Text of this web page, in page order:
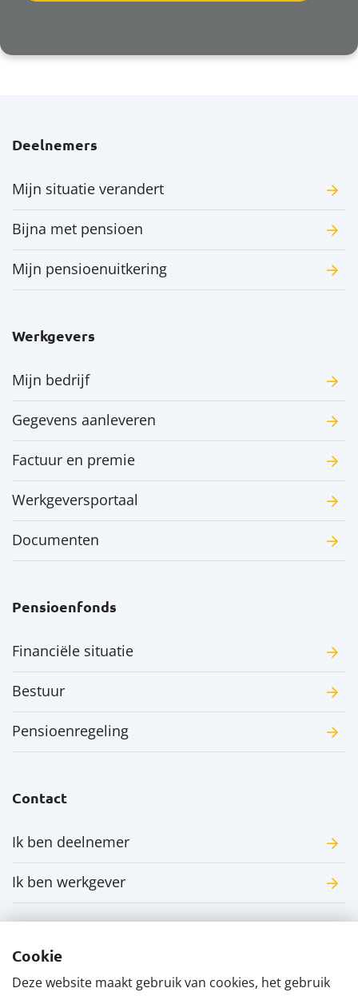
Cookie
Deze website maakt gebruik van cookies, het gebruik
Deelnemers
Mijn situatie verandert
Bijna met pensioen
Mijn pensioenuitkering
Werkgevers
Mijn bedrijf
Gegevens aanleveren
Factuur en premie
Werkgeversportaal
Documenten
Pensioenfonds
Financiële situatie
Bestuur
Pensioenregeling
Contact
Ik ben deelnemer
Ik ben werkgever